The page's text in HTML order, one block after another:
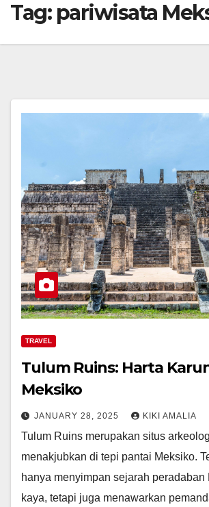
Tag: pariwisata
TRAVEL
Tulum Ruins: Harta
Meksiko
JANUARY 28, 2025 KIKI AMALIA
Tulum Ruins merupakan situs
menakjubkan di tepi pantai Meksiko.
hanya menyimpan sejarah peradaban
kaya, tetapi juga menawarkan